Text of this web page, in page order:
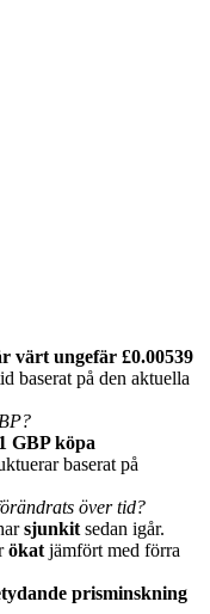
värt ungefär £0.00539
baserat på den aktuella
GBP köpa
baserat på
över tid?
sjunkit sedan igår.
ökat jämfört med förra
prisminskning